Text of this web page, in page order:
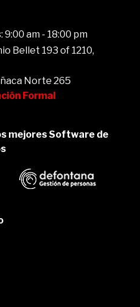
9:00 am - 18:00 pm
Bellet 193 of 1210,
Norte 265
Formal
mejores Software de